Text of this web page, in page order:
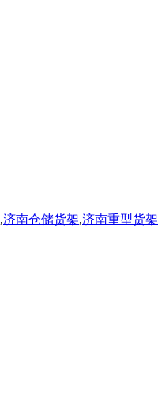
,济南仓储货架,济南重型货架